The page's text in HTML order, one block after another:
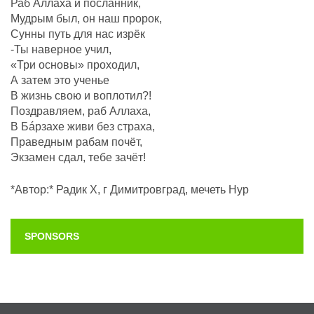
Раб Аллаха и посланник,
Мудрым был, он наш пророк,
Сунны путь для нас изрёк
-Ты наверное учил,
«Три основы» проходил,
А затем это ученье
В жизнь свою и воплотил?!
Поздравляем, раб Аллаха,
В Бáрзахе живи без страха,
Праведным рабам почëт,
Экзамен сдал, тебе зачёт!
*Автор:* Радик Х, г Димитровград, мечеть Нур
SPONSORS